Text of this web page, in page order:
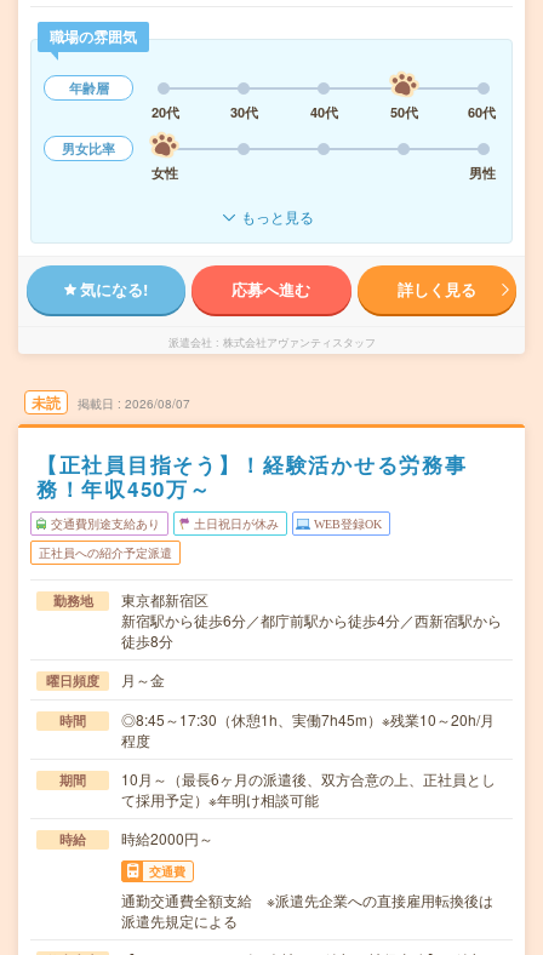
職場の雰囲気
年齢層
20代
30代 40代 50代
60代
男女比率
女性
男性
もっと見る
気になる! 応募へ進む 詳しく見る
派遣会社 株式会社アヴァンティスタッフ
未読 掲載日 2026/08/07
【正社員目指そう】！経験活かせる労務事
務！年収450万～
交通費別途支給あり 土日祝日が休み WEB登録OK
正社員への紹介予定派遣
勤務地
東京都新宿区
新宿駅から徒歩6分／都庁前駅から徒歩4分／西新宿駅から
徒歩8分
曜日頻度 月～金
時間
◎8:45～17:30（休憩1h、実働7h45m）※残業10～20h/月
程度
期間
10月～（最長6ヶ月の派遣後、双方合意の上、正社員とし
て採用予定）※年明け相談可能
時給 時給2000円～
交通費
通勤交通費全額支給 ※派遣先企業への直接雇用転換後は
派遣先規定による